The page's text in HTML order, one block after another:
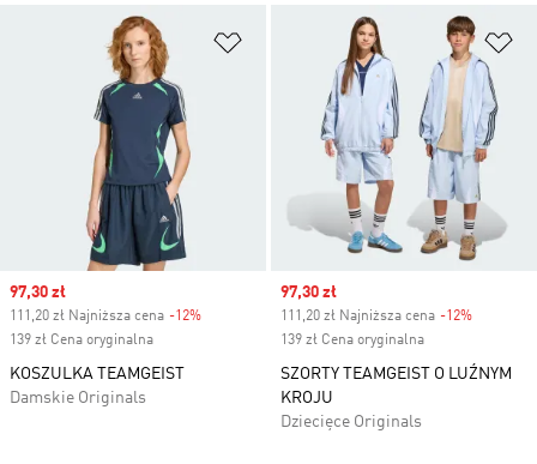
Dodaj do listy życzeń
Sale price
97,30 zł
111,20 zł Najniższa cena -12%
139 zł Cena oryginalna
KOSZULKA TEAMGEIST
Damskie Originals
Sale price
97,30 zł
111,20 zł Najniższa cena -12%
139 zł Cena oryginalna
SZORTY TEAMGEIST O LUŹNYM
KROJU
Dziecięce Originals